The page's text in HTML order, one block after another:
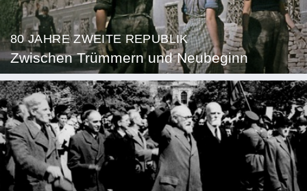
80 JAHRE ZWEITE REPUBLIK
Zwischen Trümmern und Neubeginn